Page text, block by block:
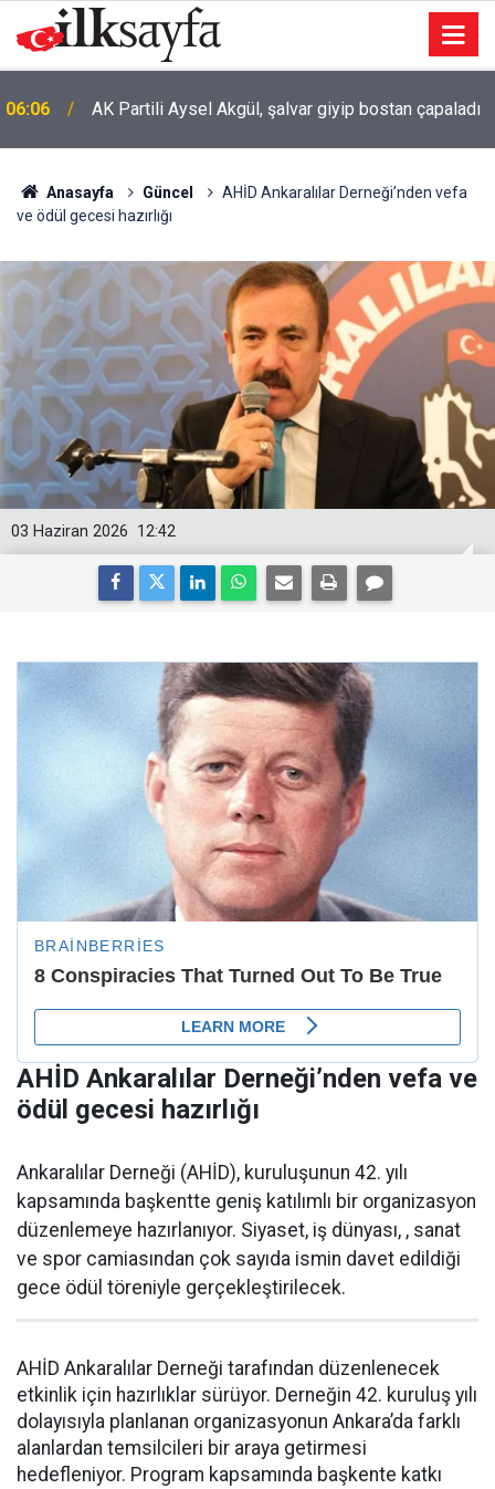
06:06 AK Partili Aysel Akgül, şalvar giyip bostan çapaladı
Anasayfa Güncel
AHİD Ankaralılar Derneği’nden vefa
ve ödül gecesi hazırlığı
12:42
03 Haziran 2026
AHİD Ankaralılar Derneği’nden vefa ve
ödül gecesi hazırlığı
Ankaralılar Derneği (AHİD), kuruluşunun 42. yılı
kapsamında başkentte geniş katılımlı bir organizasyon
düzenlemeye hazırlanıyor. Siyaset, iş dünyası, , sanat
ve spor camiasından çok sayıda ismin davet edildiği
gece ödül töreniyle gerçekleştirilecek.
AHİD Ankaralılar Derneği tarafından düzenlenecek
etkinlik için hazırlıklar sürüyor. Derneğin 42. kuruluş yılı
dolayısıyla planlanan organizasyonun Ankara’da farklı
alanlardan temsilcileri bir araya getirmesi
hedefleniyor. Program kapsamında başkente katkı